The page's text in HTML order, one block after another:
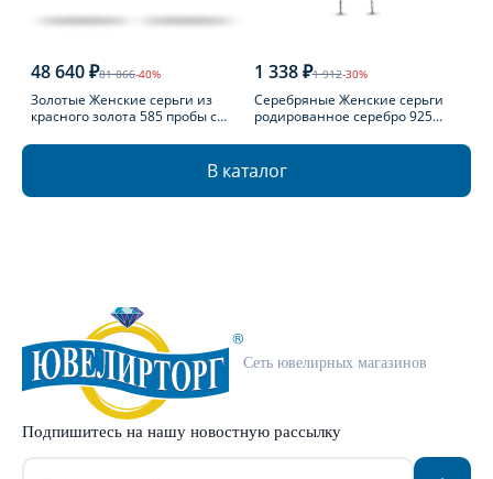
48 640 ₽81 066-40%
Золотые Женские серьги из
красного золота 585 пробы с
1 338 ₽1 912-30%
Серебряные Женские серьги
родированное серебро 925
В каталог
Сеть ювелирных магазинов
Подпишитесь на нашу новостную рассылку